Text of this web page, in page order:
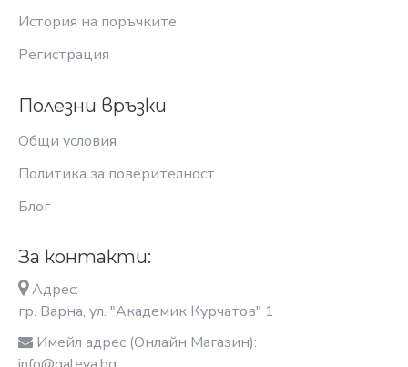
История на поръчките
Регистрация
Полезни връзки
Общи условия
Политика за поверителност
Блог
За контакти:
Адрес:
гр. Варна, ул. "Академик Курчатов" 1
Имейл адрес (Онлайн Магазин):